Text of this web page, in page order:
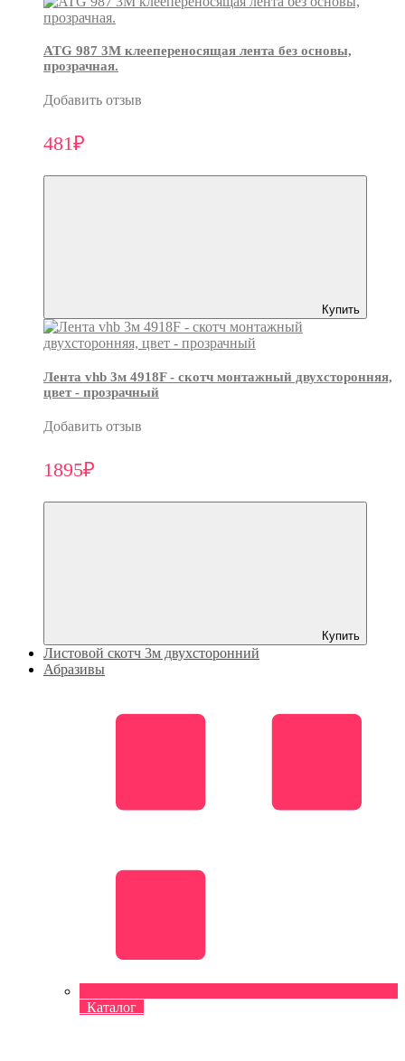
ATG 987 3М клеепереносящая лента без основы,
прозрачная.
Добавить отзыв
481₽
Купить
Лента vhb 3м 4918F - скотч монтажный двухсторонняя,
цвет - прозрачный
Добавить отзыв
1895₽
Купить
Листовой скотч 3м двухсторонний
Абразивы
Каталог